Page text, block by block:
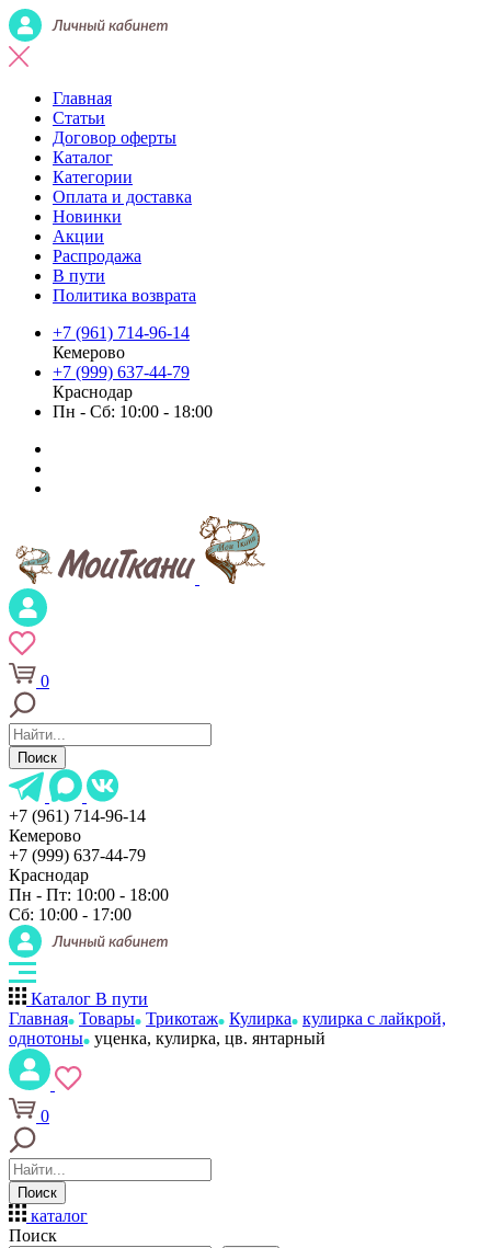
Главная
Статьи
Договор оферты
Каталог
Категории
Оплата и доставка
Новинки
Акции
Распродажа
В пути
Политика возврата
+7 (961) 714-96-14
Кемерово
+7 (999) 637-44-79
Краснодар
Пн - Сб: 10:00 - 18:00
0
Поиск
+7 (961) 714-96-14
Кемерово
+7 (999) 637-44-79
Краснодар
Пн - Пт: 10:00 - 18:00
Сб: 10:00 - 17:00
Каталог В пути
Главная Товары Трикотаж Кулирка
кулирка с лайкрой,
однотоны уценка, кулирка, цв. янтарный
0
Поиск
каталог
Поиск